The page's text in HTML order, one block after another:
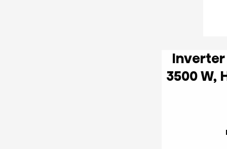
Inverter Oro
3500 W, HI-NANO sterilization,